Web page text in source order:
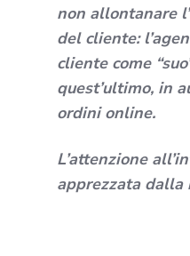
non allontanare
del cliente:
cliente come
quest’ultimo, in
ordini online.
L’attenzione
apprezzata dalla